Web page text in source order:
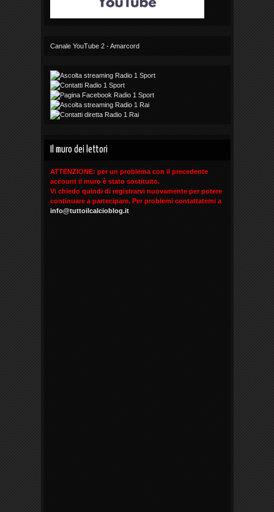
Canale YouTube 2 - Amarcord
Il muro dei lettori
ATTENZIONE: per un problema con il precedente
account il muro è stato sostituito.
Vi chiedo quindi di registrarvi nuovamente per potere
continuare a partecipare. Per problemi contattatemi a
info@tuttoilcalcioblog.it